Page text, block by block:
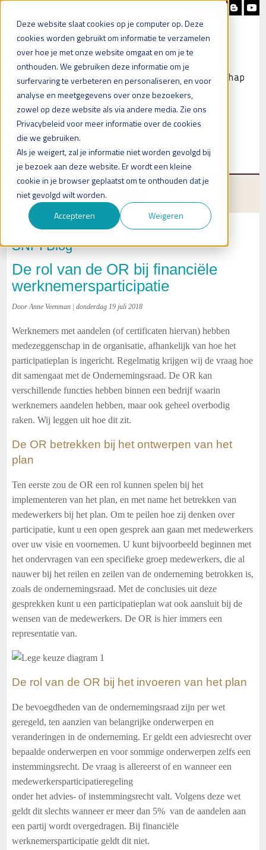
Deze website slaat cookies op je computer op. Deze
cookies worden gebruikt om informatie te verzamelen
over hoe je met onze website omgaat en om je te
onthouden. We gebruiken deze informatie om je
surfervaring te verbeteren en personaliseren, en voor
analyse en meetgegevens over onze bezoekers,
zowel op deze website als via andere media. Zie ons
Privacybeleid voor meer informatie over de cookies
die we gebruiken.
Als je weigert, zal je informatie niet worden gevolgd bij
je bezoek aan deze website. Er wordt een kleine
cookie in je browser geplaatst om te onthouden dat je
niet gevolgd wilt worden.
Accepteren
Weigeren
Heb je vragen?
SNPI Blog
De rol van de OR bij financiële
werknemersparticipatie
Door Anne Veenman | donderdag 19 juli 2018
Werknemers met aandelen (of certificaten hiervan) hebben
medezeggenschap in de organisatie, afhankelijk van hoe het
participatieplan is ingericht. Regelmatig krijgen wij de vraag hoe
dit samengaat met de Ondernemingsraad. De OR kan
verschillende functies hebben binnen een bedrijf waarin
werknemers aandelen hebben, maar ook geheel overbodig
raken. Wij leggen uit hoe dit zit.
De OR betrekken bij het ontwerpen van het
plan
Ten eerste zou de OR een rol kunnen spelen bij het
implementeren van het plan, en met name het betrekken van
medewerkers bij het plan. Om te peilen hoe zij denken over
participatie, kunt u een open gesprek aan gaan met medewerkers
over uw visie en voornemen. U kunt bijvoorbeeld beginnen met
het ondervragen van een specifieke groep medewerkers, die al
nauwer bij het reilen en zeilen van de onderneming betrokken is,
zoals de ondernemingsraad. Met de conclusies uit deze
gesprekken kunt u een participatieplan wat ook aansluit bij de
wensen van de medewerkers. De OR is hier immers een
representatie van.
De rol van de OR bij het invoeren van het plan
De bevoegdheden van de ondernemingsraad zijn per wet
geregeld, ten aanzien van belangrijke onderwerpen en
veranderingen in de onderneming. Er geldt een adviesrecht over
bepaalde onderwerpen en voor sommige onderwerpen zelfs een
instemmingsrecht. De vraag is allereerst of en wanneer een
medewerkersparticipatieregeling
onder het advies- of instemmingsrecht valt. Volgens deze wet
geldt dit slechts wanneer er meer dan 5% van de aandelen aan
een partij wordt overgedragen. Bij financiële
werknemersparticipatie geldt dit niet.